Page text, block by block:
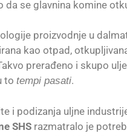
da se glavnina komine
proizvodnje u
kao otpad,
prerađeno i skupo
to tempi pasati.
i podizanja uljne
SHS razmatralo je